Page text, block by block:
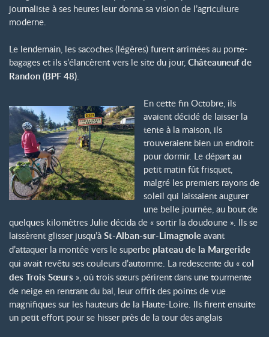
journaliste à ses heures leur donna sa vision de l’agriculture
moderne.
Le lendemain, les sacoches (légères) furent arrimées au porte-
bagages et ils s’élancèrent vers le site du jour, Châteauneuf de
Randon (BPF 48)
En cette fin Octobre, ils
avaient décidé de laisser la
tente à la maison, ils
trouveraient bien un endroit
pour dormir. Le départ au
petit matin fût frisquet,
malgré les premiers rayons de
soleil qui laissaient augurer
une belle journée, au bout de
quelques kilomètres Julie décida de « sortir la doudoune ». Ils se
laissèrent glisser jusqu’à St-Alban-sur-Limagnole avant
d’attaquer la montée vers le superbe plateau de la Margeride
qui avait revêtu ses couleurs d’automne. La redescente du « col
des Trois Sœurs », où trois sœurs périrent dans une tourmente
de neige en rentrant du bal, leur offrit des points de vue
magnifiques sur les hauteurs de la Haute-Loire. Ils firent ensuite
un petit effort pour se hisser près de la tour des anglais